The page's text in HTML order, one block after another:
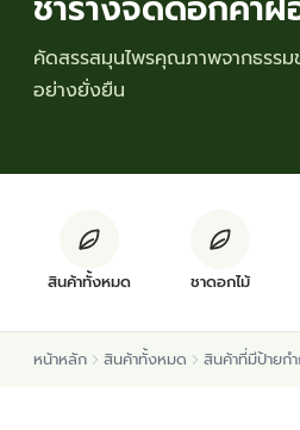
ต้นพันธุ์สมุนไพร
ต้นพันธุ์ไม้ป่า
คัดสรรสมุนไพรคุณภาพจากธรร
อย่างยั่งยืน
สินค้าทั้งหมด ชาดอกไม้
หน้าหลัก สินค้าทั้งหมด สินค้าที่มีป้ายก